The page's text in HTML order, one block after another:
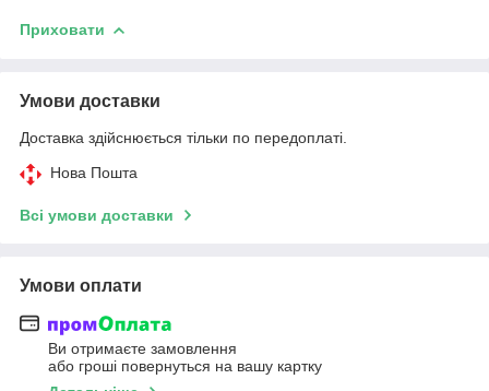
Приховати
Умови доставки
Доставка здійснюється тільки по передоплаті.
Нова Пошта
Всі умови доставки
Умови оплати
Ви отримаєте замовлення
або гроші повернуться на вашу картку